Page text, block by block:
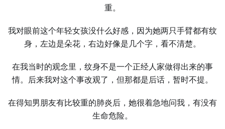
重。
我对眼前这个年轻女孩没什么好感，因为她两只手臂都有纹
身，左边是朵花，右边好像是几个字，看不清楚。
在我当时的观念里，纹身不是一个正经人家做得出来的事
情。后来我对这个事改观了，但那都是后话，暂时不提。
在得知男朋友有比较重的肺炎后，她很着急地问我，有没有
生命危险。